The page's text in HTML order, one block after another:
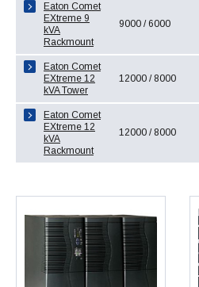
Eaton Comet
EXtreme 9
kVA
Rackmount
9000 / 6000
Eaton Comet
EXtreme 12
kVA Tower
12000 / 8000
Eaton Comet
EXtreme 12
kVA
Rackmount
12000 / 8000